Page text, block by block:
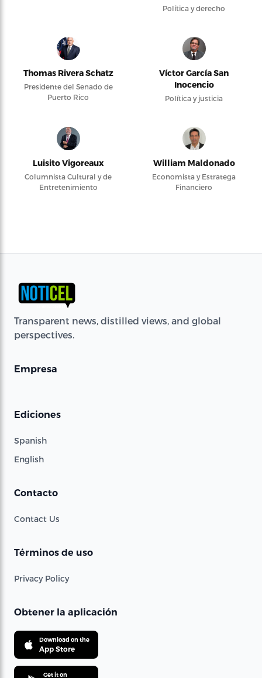
Política y derecho
Thomas Rivera Schatz
Presidente del Senado de
Puerto Rico
Víctor García San
Inocencio
Política y justicia
Luisito Vigoreaux
Columnista Cultural y de
Entretenimiento
William Maldonado
Economista y Estratega
Financiero
Transparent news, distilled views, and global
perspectives.
Empresa
Ediciones
Spanish
English
Contacto
Contact Us
Términos de uso
Privacy Policy
Obtener la aplicación
Download on the
App Store
Get it on